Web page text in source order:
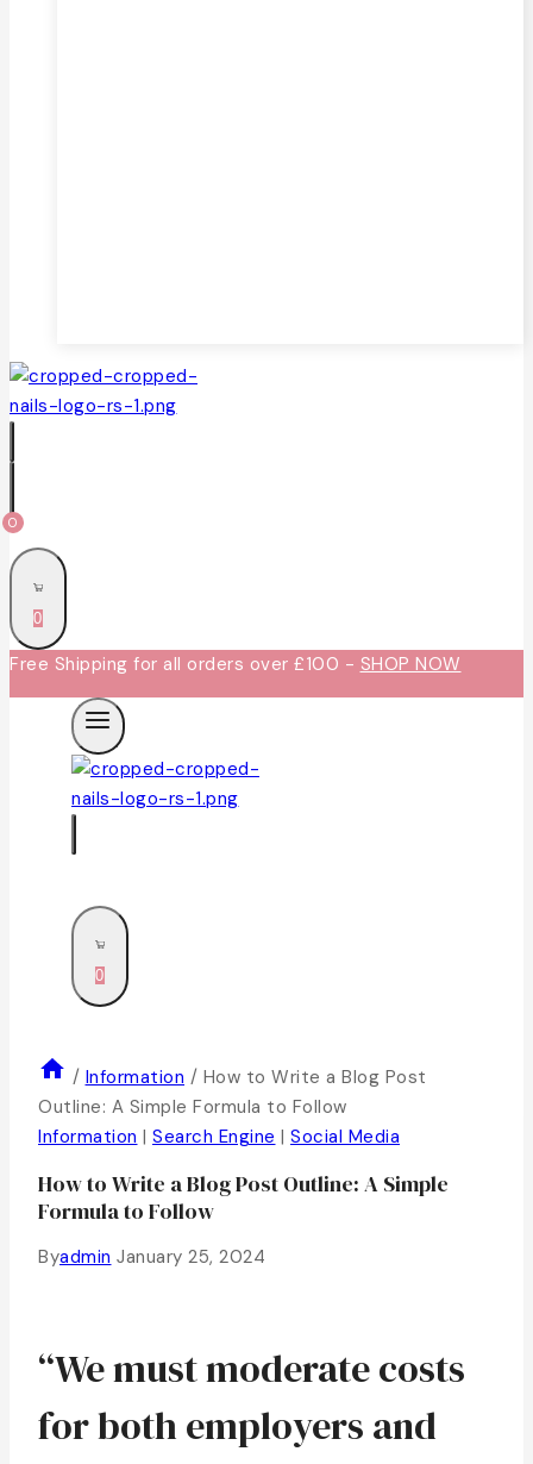
0
0
Free Shipping for all orders over £100 - SHOP NOW
0
/ Information / How to Write a Blog Post
Outline: A Simple Formula to Follow
Information | Search Engine | Social Media
How to Write a Blog Post Outline: A Simple
Formula to Follow
Byadmin January 25, 2024
“We must moderate costs
for both employers and